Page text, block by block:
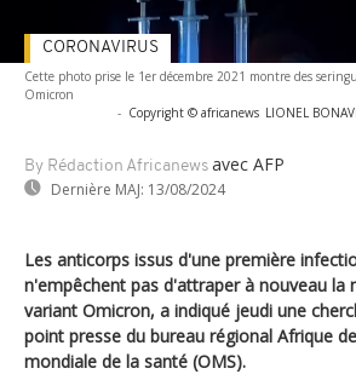
Cette photo prise le 1er décembre 2021 montre des
Omicron
- Copyright © africanews LIONEL
By Rédaction Africanews avec AFP
Dernière MAJ: 13/08/2024
CORONAVIRUS
Les anticorps issus d'une première
n'empêchent pas d'attraper à nouveau la
variant Omicron, a indiqué jeudi une
point presse du bureau régional Afrique
mondiale de la santé (OMS).